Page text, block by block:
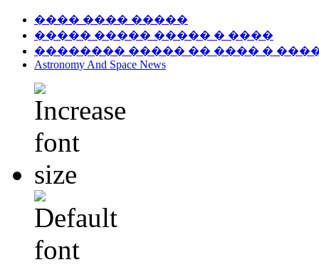
���� ���� �����
����� ����� ����� � ����
�������� ����� �� ���� �
Astronomy And Space News